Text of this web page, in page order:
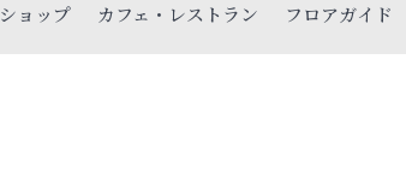
ショップ カフェ・レストラン フロアガイド